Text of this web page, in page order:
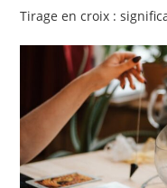
Tirage en croix :